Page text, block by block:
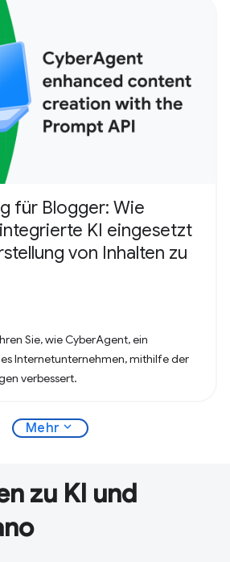
für Blogger: Wie
KI eingesetzt
von Inhalten zu
Sie, wie CyberAgent, ein
Internetunternehmen, mithilfe der
verbessert.
Mehr expand_more
zu KI und